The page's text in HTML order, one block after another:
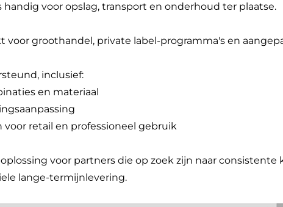
voor opslag, transport en onderhoud ter plaatse.
voor groothandel, private label-programma's en
inclusief:
en materiaal
voor retail en professioneel gebruik
voor partners die op zoek zijn naar
lange-termijnlevering.